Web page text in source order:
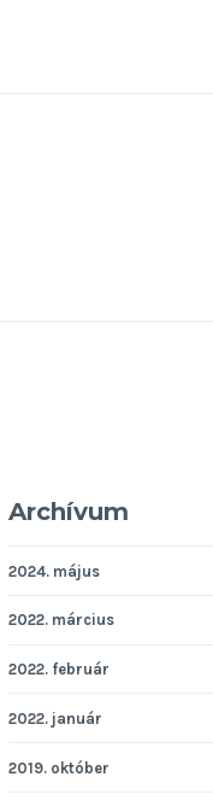
Archívum
2024. május
2022. március
2022. február
2022. január
2019. október